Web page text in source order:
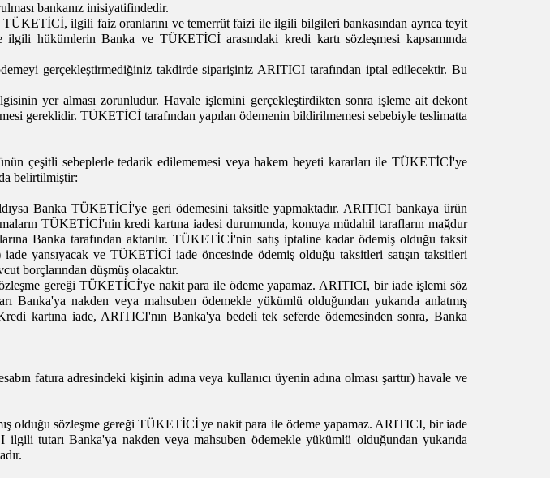
bankanız inisiyatifindedir.
TÜKETİCİ, ilgili faiz oranlarını ve temerrüt faizi ile ilgili bilgileri bankasından ayrıca teyit
hükümlerin Banka ve TÜKETİCİ arasındaki kredi kartı sözleşmesi kapsamında
gerçekleştirmediğiniz takdirde siparişiniz ARITICI tarafından iptal edilecektir. Bu
yer alması zorunludur. Havale işlemini gerçekleştirdikten sonra işleme ait dekont
gereklidir. TÜKETİCİ tarafından yapılan ödemenin bildirilmemesi sebebiyle teslimatta
çeşitli sebeplerle tedarik edilememesi veya hakem heyeti kararları ile TÜKETİCİ'ye
belirtilmiştir:
Banka TÜKETİCİ'ye geri ödemesini taksitle yapmaktadır. ARITICI bankaya ürün
TÜKETİCİ'nin kredi kartına iadesi durumunda, konuya müdahil tarafların mağdur
Banka tarafından aktarılır. TÜKETİCİ'nin satış iptaline kadar ödemiş olduğu taksit
yansıyacak ve TÜKETİCİ iade öncesinde ödemiş olduğu taksitleri satışın taksitleri
borçlarından düşmüş olacaktır.
gereği TÜKETİCİ'ye nakit para ile ödeme yapamaz. ARITICI, bir iade işlemi söz
nakden veya mahsuben ödemekle yükümlü olduğundan yukarıda anlatmış
kartına iade, ARITICI'nın Banka'ya bedeli tek seferde ödemesinden sonra, Banka
fatura adresindeki kişinin adına veya kullanıcı üyenin adına olması şarttır) havale ve
olduğu sözleşme gereği TÜKETİCİ'ye nakit para ile ödeme yapamaz. ARITICI, bir iade
tutarı Banka'ya nakden veya mahsuben ödemekle yükümlü olduğundan yukarıda